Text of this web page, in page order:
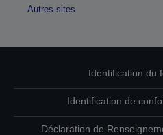
Autres sites
Identification du
Identification de
Déclaration de